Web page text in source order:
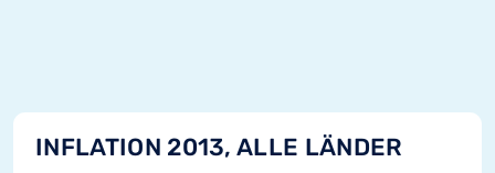
INFLATION 2013, ALLE LÄNDER